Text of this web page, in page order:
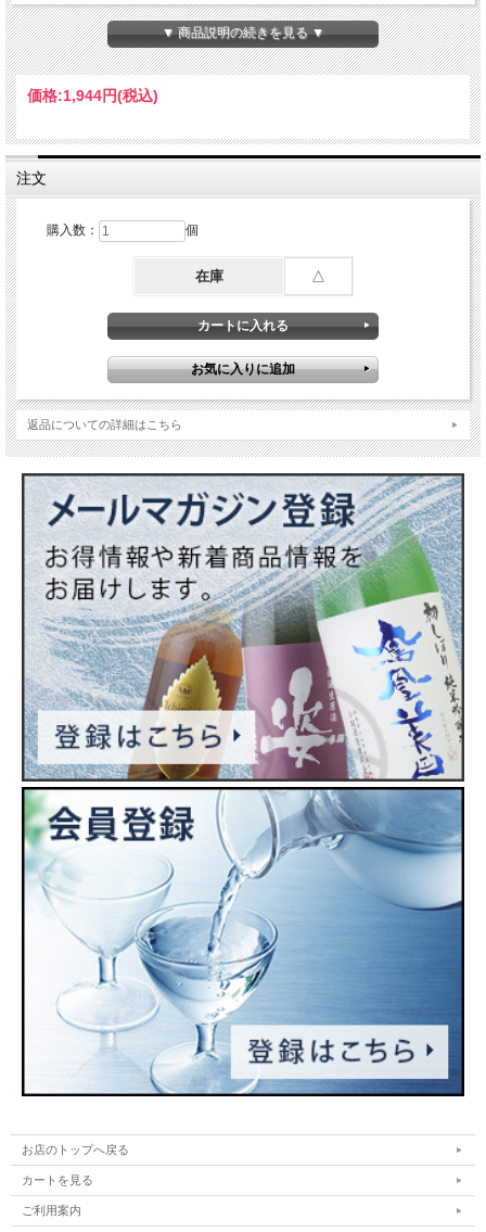
この醤油を味わえる我々は幸せで
す…！
自分へのご褒美に！
菊醤（つるびしお）
あっさりしたキレと旨み
原材料にこだわった濃口醤油
「菊醤」は原料にこだわり、あっさりとしたキレのある旨みと、口の中でほんのり
「丹波黒豆」、小麦はうどんの本場、香川県産の「さぬきの夢2009」を使用しま
した。あっさり目の味に加え、高貴な香りと端麗な色も特徴なことから、かけ醤油
としてはもちろん、野菜の煮物など、色を奇麗に仕上げたいお料理にも最適です。
※ヤマロク醤油の公式サイトより抜粋
◆ましだやコメント
甘味と鮮やかなキレの良さを感じます。再仕込み醤油ならではの旨味にキレと透明
最も適しているように思います。
【商品内容】
原材料：大豆、小麦、塩、小豆島の澄んだ水と空気
賞味期限：2027,12,19
▼ 商品説明の続きを見る ▼
価格:1,944円(税込)
注文
購入数： 個
在庫 △
返品についての詳細はこちら
お店のトップへ戻る
カートを見る
ご利用案内